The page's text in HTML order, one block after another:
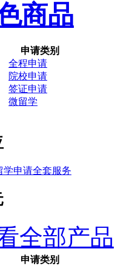
商品
申请类别
全程申请
院校申请
签证申请
微留学
学申请全套服务
全部产品
申请类别